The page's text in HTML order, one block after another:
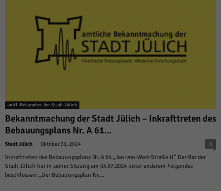
amtl. Bekanntm. der Stadt Jülich
Bekanntmachung der Stadt Jülich – Inkrafttreten des
Bebauungsplans Nr. A 61...
Stadt Jülich - Oktober 31, 2024 0
Inkrafttreten des Bebauungsplans Nr. A 61 „Jan-von-Wert-Straße II“ Der Rat der
Stadt Jülich hat in seiner Sitzung am 04.07.2024 unter anderem Folgendes
beschlossen: „Der Bebauungsplan Nr....